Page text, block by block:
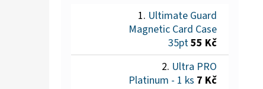
Ultimate Guard
Magnetic Card Case
35pt55 Kč
Ultra PRO
Platinum - 1 ks 7 Kč